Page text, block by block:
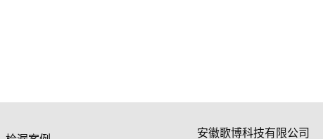
安徽歌博科技有限公司